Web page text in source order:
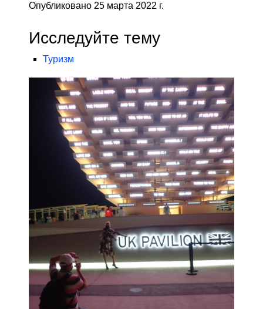
Опубликовано 25 марта 2022 г.
Исследуйте тему
Туризм